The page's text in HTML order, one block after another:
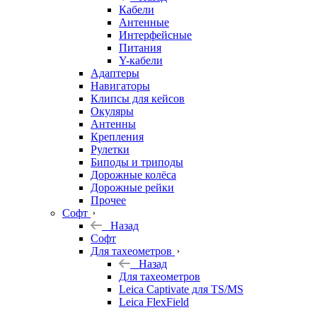
Кабели
Антенные
Интерфейсные
Питания
Y-кабели
Адаптеры
Навигаторы
Клипсы для кейсов
Окуляры
Антенны
Крепления
Рулетки
Биподы и триподы
Дорожные колёса
Дорожные рейки
Прочее
Софт
Назад
Софт
Для тахеометров
Назад
Для тахеометров
Leica Captivate для TS/MS
Leica FlexField